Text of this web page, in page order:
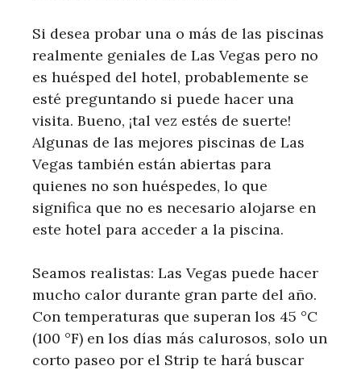
Si desea probar una o más de las piscinas
realmente geniales de Las Vegas pero no
es huésped del hotel, probablemente se
esté preguntando si puede hacer una
visita. Bueno, ¡tal vez estés de suerte!
Algunas de las mejores piscinas de Las
Vegas también están abiertas para
quienes no son huéspedes, lo que
significa que no es necesario alojarse en
este hotel para acceder a la piscina.
Seamos realistas: Las Vegas puede hacer
mucho calor durante gran parte del año.
Con temperaturas que superan los 45 °C
(100 °F) en los días más calurosos, solo un
corto paseo por el Strip te hará buscar